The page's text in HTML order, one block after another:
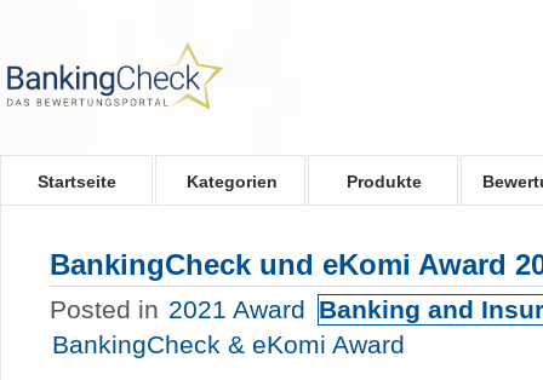
Startseite Kategorien Produkte
BankingCheck und eKomi Award
Posted in 2021 Award Banking and
BankingCheck & eKomi Award